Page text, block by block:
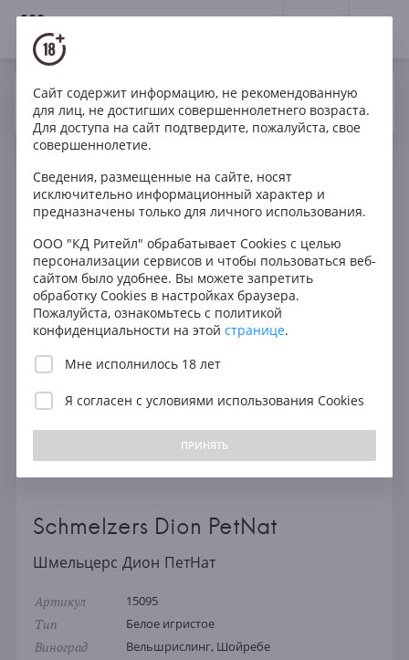
18+
Ваш город Москва ? Да
Вино Белое Игристое
Австрия
Schmelzers Dion PetNat
Schmelzers Dion PetNat
Шмельцерс Дион ПетНат
Артикул 15095
Тип Белое игристое
Виноград Вельшрислинг, Шойребе
Сайт содержит информацию, не рекомендованную
для лиц, не достигших совершеннолетнего возраста.
Для доступа на сайт подтвердите, пожалуйста, свое
совершеннолетие.
Сведения, размещенные на сайте, носят
исключительно информационный характер и
предназначены только для личного использования.
ООО "КД Ритейл" обрабатывает Cookies с целью
персонализации сервисов и чтобы пользоваться веб-
сайтом было удобнее. Вы можете запретить
обработку Cookies в настройках браузера.
Пожалуйста, ознакомьтесь с политикой
конфиденциальности на этой странице.
Мне исполнилось 18 лет
Я согласен с условиями использования Cookies
ПРИНЯТЬ